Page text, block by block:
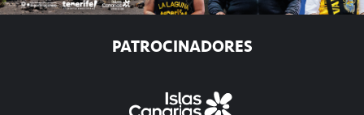
PATROCINADORES